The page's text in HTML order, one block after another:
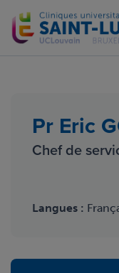
au
contenu
Pr Eric
Chef de
Langues :